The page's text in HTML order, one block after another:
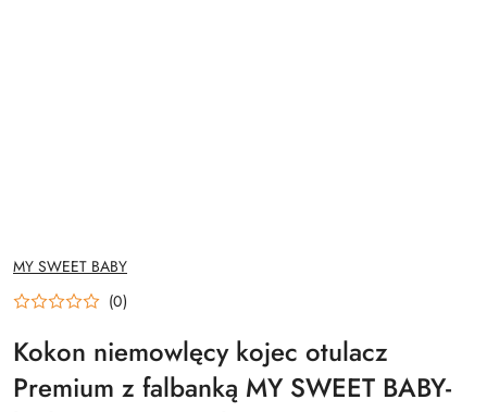
NAZWA
PRODUCENTA:
MY SWEET BABY
(0)
Kokon niemowlęcy kojec otulacz
Premium z falbanką MY SWEET BABY-